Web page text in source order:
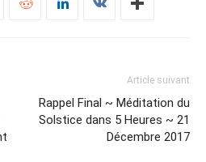
Article suivant
Rappel Final ~ Méditation du
Solstice dans 5 Heures ~ 21
Décembre 2017